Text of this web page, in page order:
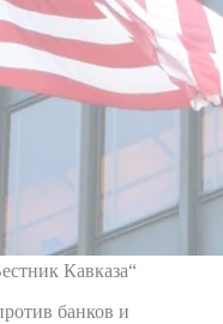
Кавказа“
банков и